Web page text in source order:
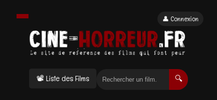
📽 Liste des Films 🔍
👤 Connexion